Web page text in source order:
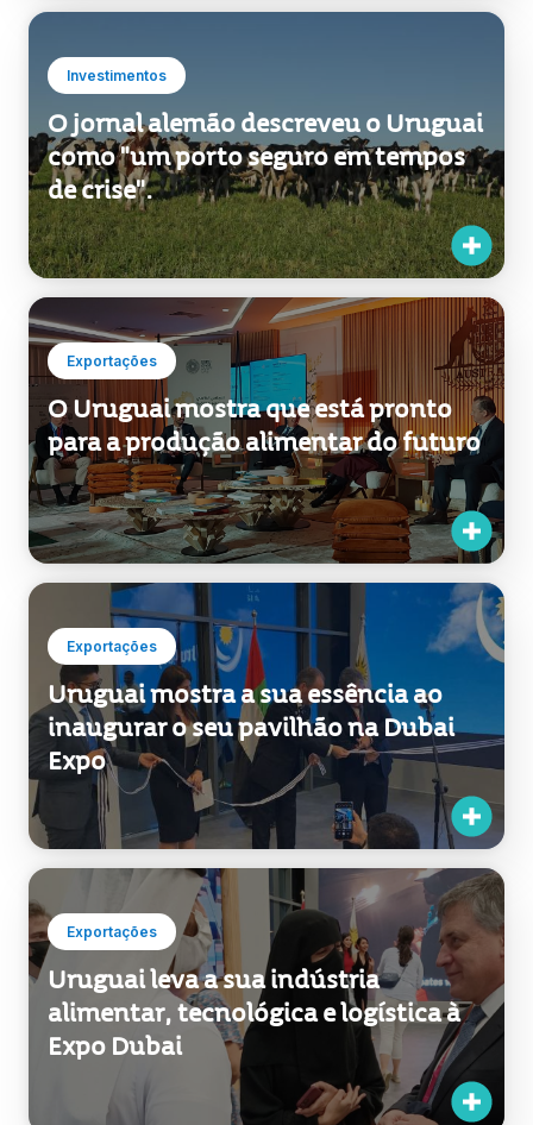
Investimentos
O jornal alemão descreveu o Uruguai
como "um porto seguro em tempos
de crise".
Exportações
O Uruguai mostra que está pronto
para a produção alimentar do futuro
Exportações
Uruguai mostra a sua essência ao
inaugurar o seu pavilhão na Dubai
Expo
Exportações
Uruguai leva a sua indústria
alimentar, tecnológica e logística à
Expo Dubai